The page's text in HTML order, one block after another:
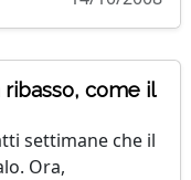
come il
settimane che il
Ora,